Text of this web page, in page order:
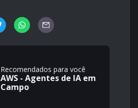
Recomendados para você
AWS - Agentes de IA em
Campo